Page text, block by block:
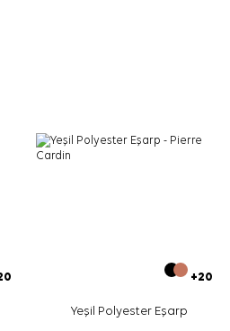
+20
Yeşil Polyester Eşarp